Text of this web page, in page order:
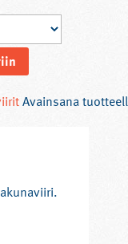
Avainsana